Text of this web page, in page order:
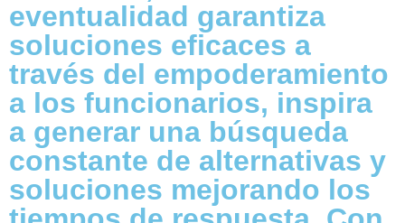
eventualidad garantiza
soluciones eficaces a
través del empoderamiento
a los funcionarios, inspira
a generar una búsqueda
constante de alternativas y
soluciones mejorando los